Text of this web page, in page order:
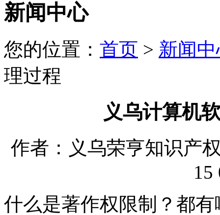
新闻中心
您的位置： 首页 > 新闻
理过程
义乌计算机
作者：义乌荣亨知识产
15
什么是著作权限制？都